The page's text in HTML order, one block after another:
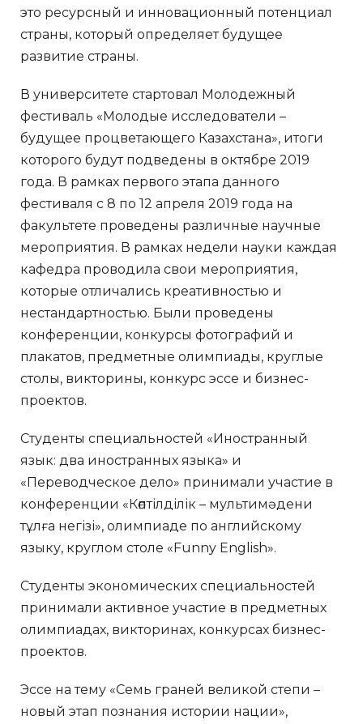
это ресурсный и инновационный потенциал
страны, который определяет будущее
развитие страны.
В университете стартовал Молодежный
фестиваль «Молодые исследователи –
будущее процветающего Казахстана», итоги
которого будут подведены в октябре 2019
года. В рамках первого этапа данного
фестиваля с 8 по 12 апреля 2019 года на
факультете проведены различные научные
мероприятия. В рамках недели науки каждая
кафедра проводила свои мероприятия,
которые отличались креативностью и
нестандартностью. Были проведены
конференции, конкурсы фотографий и
плакатов, предметные олимпиады, круглые
столы, викторины, конкурс эссе и бизнес-
проектов.
Студенты специальностей «Иностранный
язык: два иностранных языка» и
«Переводческое дело» принимали участие в
конференции «Көптілділік – мультимәдени
тұлға негізі», олимпиаде по английскому
языку, круглом столе «Funny English».
Студенты экономических специальностей
принимали активное участие в предметных
олимпиадах, викторинах, конкурсах бизнес-
проектов.
Эссе на тему «Семь граней великой степи –
новый этап познания истории нации»,